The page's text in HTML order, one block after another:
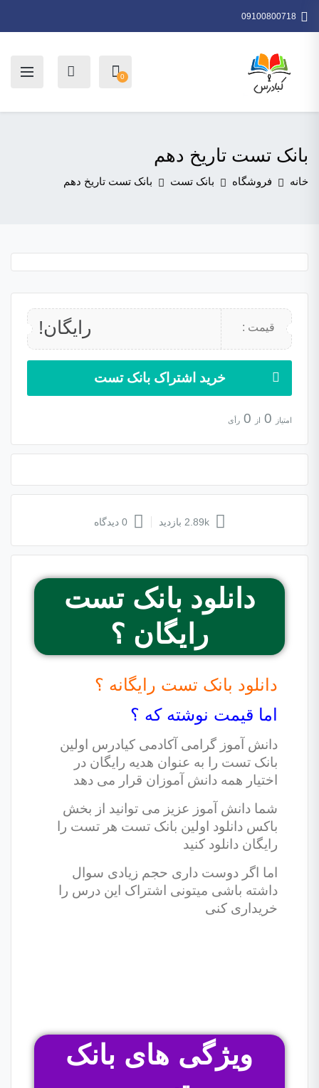
09100800718
0
بانک تست تاریخ دهم
خانه فروشگاه بانک تست بانک تست تاریخ دهم
قیمت : رایگان!
خرید اشتراک بانک تست
امتیاز 0 از 0 رأی
2.89k بازدید 0 دیدگاه
دانلود بانک تست
رایگان ؟
دانلود بانک تست رایگانه ؟
اما قیمت نوشته که ؟
دانش آموز گرامی آکادمی کیادرس اولین
بانک تست را به عنوان هدیه رایگان در
اختیار همه دانش آموزان قرار می دهد
شما دانش آموز عزیز می توانید از بخش
باکس دانلود اولین بانک تست هر تست را
رایگان دانلود کنید
اما اگر دوست داری حجم زیادی سوال
داشته باشی میتونی اشتراک این درس را
خریداری کنی
ویژگی های بانک